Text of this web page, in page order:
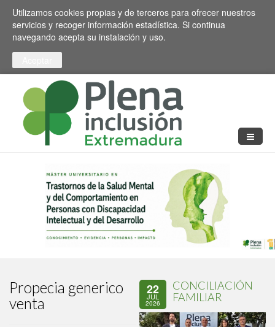
Pasar al contenido principal
Toggle high contrast
Utilizamos cookies propias y de terceros para ofrecer nuestros
servicios y recoger información estadística. Si continua
navegando acepta su instalación y uso.
Propecia generico
venta
22
JUL
2026
CONCILIACIÓN
FAMILIAR